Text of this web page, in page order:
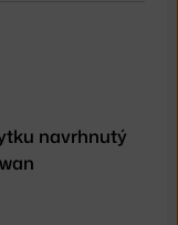
navrhnutý